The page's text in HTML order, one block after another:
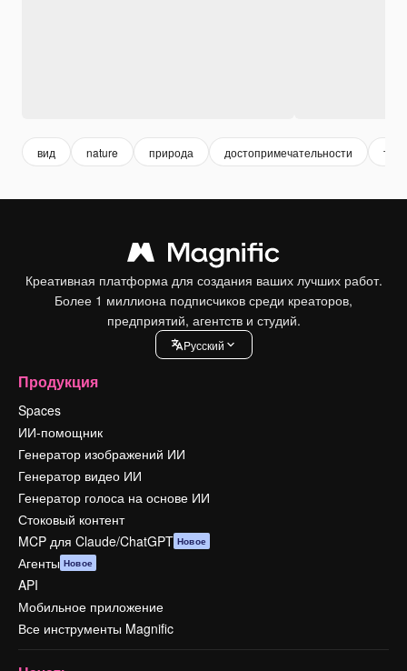
вид nature природа достопримечательности
Креативная платформа для создания ваших лучших работ.
Более 1 миллиона подписчиков среди креаторов,
предприятий, агентств и студий.
Pусский
Продукция
Spaces
ИИ-помощник
Генератор изображений ИИ
Генератор видео ИИ
Генератор голоса на основе ИИ
Стоковый контент
MCP для Claude/ChatGPT Новое
Агенты Новое
API
Мобильное приложение
Все инструменты Magnific